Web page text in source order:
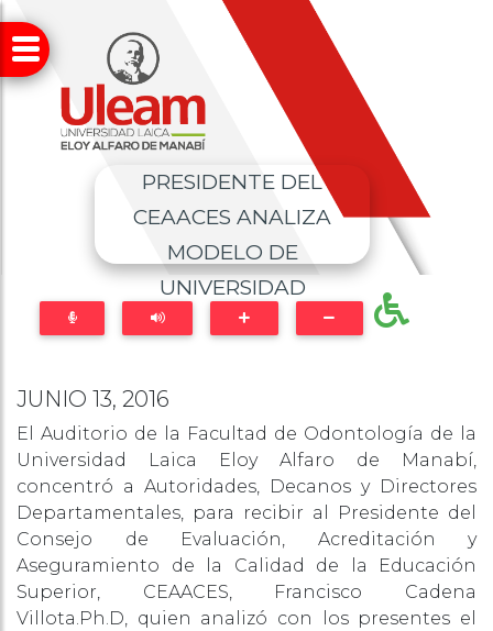
PRESIDENTE DEL
CEAACES ANALIZA
MODELO DE
UNIVERSIDAD
JUNIO 13, 2016
El Auditorio de la Facultad de Odontología de la
Universidad Laica Eloy Alfaro de Manabí,
concentró a Autoridades, Decanos y Directores
Departamentales, para recibir al Presidente del
Consejo de Evaluación, Acreditación y
Aseguramiento de la Calidad de la Educación
Superior, CEAACES, Francisco Cadena
Villota.Ph.D, quien analizó con los presentes el